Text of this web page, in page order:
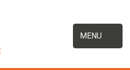
MENU